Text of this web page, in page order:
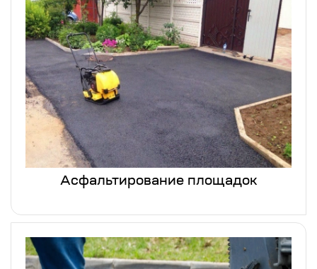
Асфальтирование площадок